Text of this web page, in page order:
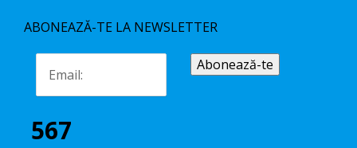
ABONEAZĂ-TE LA NEWSLETTER
567